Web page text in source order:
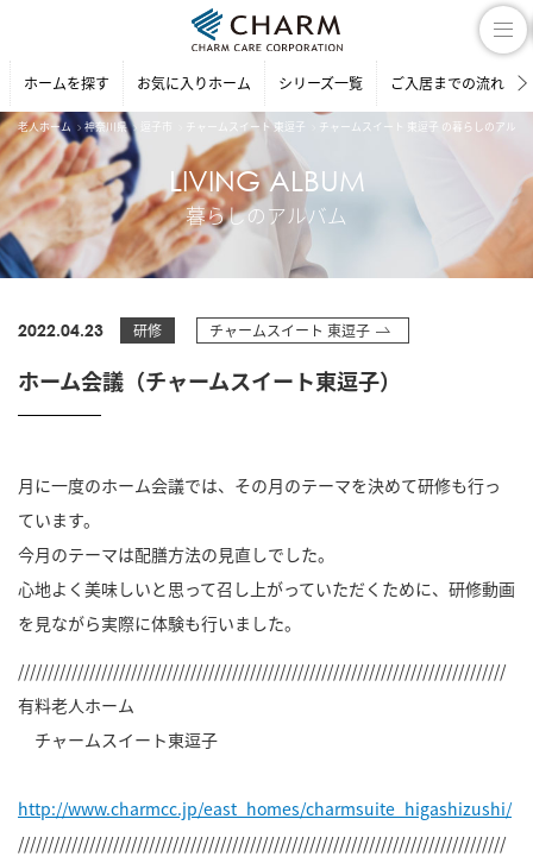
ホームを探す お気に入りホーム シリーズ一覧 ご入居までの流れ
老人ホーム 神奈川県 逗子市 チャームスイート 東逗子 チャームスイート 東逗子 の暮らしのアルバ
LIVING ALBUM
暮らしのアルバム
2022.04.23 研修 チャームスイート 東逗子
ホーム会議（チャームスイート東逗子）
月に一度のホーム会議では、その月のテーマを決めて研修も行っ
ています。
今月のテーマは配膳方法の見直しでした。
心地よく美味しいと思って召し上がっていただくために、研修動画
を見ながら実際に体験も行いました。
//////////////////////////////////////////////////////////////////////////////////
有料老人ホーム
チャームスイート東逗子
http://www.charmcc.jp/east_homes/charmsuite_higashizushi/
//////////////////////////////////////////////////////////////////////////////////